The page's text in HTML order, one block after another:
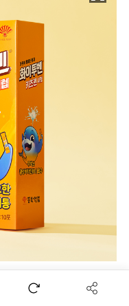
제 '화이투벤키즈펜시럽'